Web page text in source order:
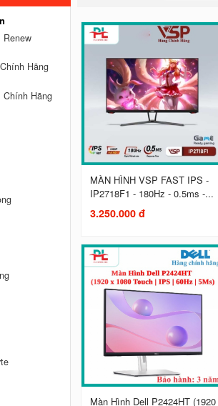
Renew
Hãng
Chính Hãng
MÀN HÌNH VSP FAST IPS -
IP2718F1 - 180Hz - 0.5ms -...
3.250.000 đ
Màn Hình Dell P2424HT (1920